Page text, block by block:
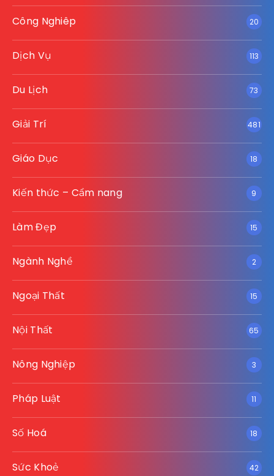
Công Nghiêp 20
Dịch Vụ 113
Du Lịch 73
Giải Trí 481
Giáo Dục 18
Kiến thức – Cẩm nang 9
Làm Đẹp 15
Ngành Nghề 2
Ngoại Thất 15
Nội Thất 65
Nông Nghiệp 3
Pháp Luật 11
Số Hoá 18
Sức Khoẻ 42